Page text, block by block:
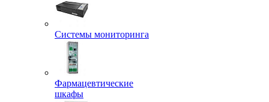
Системы мониторинга
Фармацевтические
шкафы